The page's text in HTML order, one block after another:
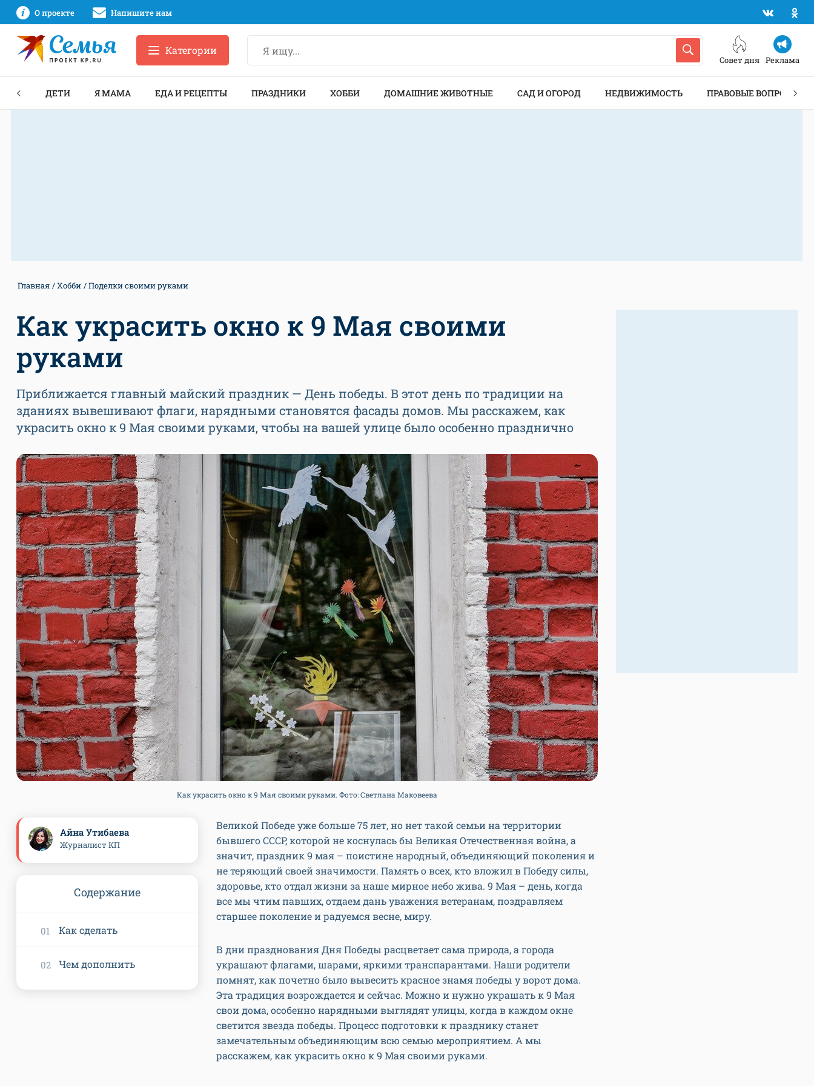
О проекте Напишите нам
Совет дня Реклама
Категории
ДЕТИ Я МАМА ЕДА И РЕЦЕПТЫ ПРАЗДНИКИ ХОББИ ДОМАШНИЕ ЖИВОТНЫЕ САД И ОГОРОД НЕДВИЖИМОСТЬ ПРАВОВЫЕ ВОПРОСЫ
Главная Хобби Поделки своими руками
Как украсить окно к 9 Мая своими
руками
Приближается главный майский праздник — День победы. В этот день по традиции на
зданиях вывешивают флаги, нарядными становятся фасады домов. Мы расскажем, как
украсить окно к 9 Мая своими руками, чтобы на вашей улице было особенно празднично
Как украсить окно к 9 Мая своими руками. Фото: Светлана Маковеева
Великой Победе уже больше 75 лет, но нет такой семьи на территории
бывшего СССР, которой не коснулась бы Великая Отечественная война, а
значит, праздник 9 мая – поистине народный, объединяющий поколения и
не теряющий своей значимости. Память о всех, кто вложил в Победу силы,
здоровье, кто отдал жизни за наше мирное небо жива. 9 Мая – день, когда
все мы чтим павших, отдаем дань уважения ветеранам, поздравляем
старшее поколение и радуемся весне, миру.
В дни празднования Дня Победы расцветает сама природа, а города
украшают флагами, шарами, яркими транспарантами. Наши родители
помнят, как почетно было вывесить красное знамя победы у ворот дома.
Эта традиция возрождается и сейчас. Можно и нужно украшать к 9 Мая
свои дома, особенно нарядными выглядят улицы, когда в каждом окне
светится звезда победы. Процесс подготовки к празднику станет
замечательным объединяющим всю семью мероприятием. А мы
расскажем, как украсить окно к 9 Мая своими руками.
Айна Утибаева
Журналист КП
Содержание
Как сделать
Чем дополнить